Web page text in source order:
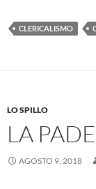
CLERICALISMO
LO SPILLO
LA
AGOSTO 9, 2018